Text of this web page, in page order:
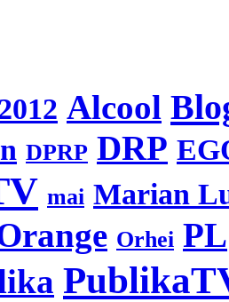
Alcool
DPRP DRP
mai Marian
Orhei PL